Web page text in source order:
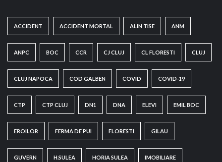
ACCIDENT ACCIDENT MORTAL ALIN TISE ANM
ANPC BOC CCR CJ CLUJ CL FLORESTI CLUJ
CLUJ NAPOCA COD GALBEN COVID COVID-19
CTP CTP CLUJ DN1 DNA ELEVI EMIL BOC
EROILOR FERMA DE PUI FLORESTI GILAU
GUVERN H.SULEA HORIA SULEA IMOBILIARE